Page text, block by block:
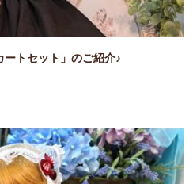
ートセット」のご紹介♪